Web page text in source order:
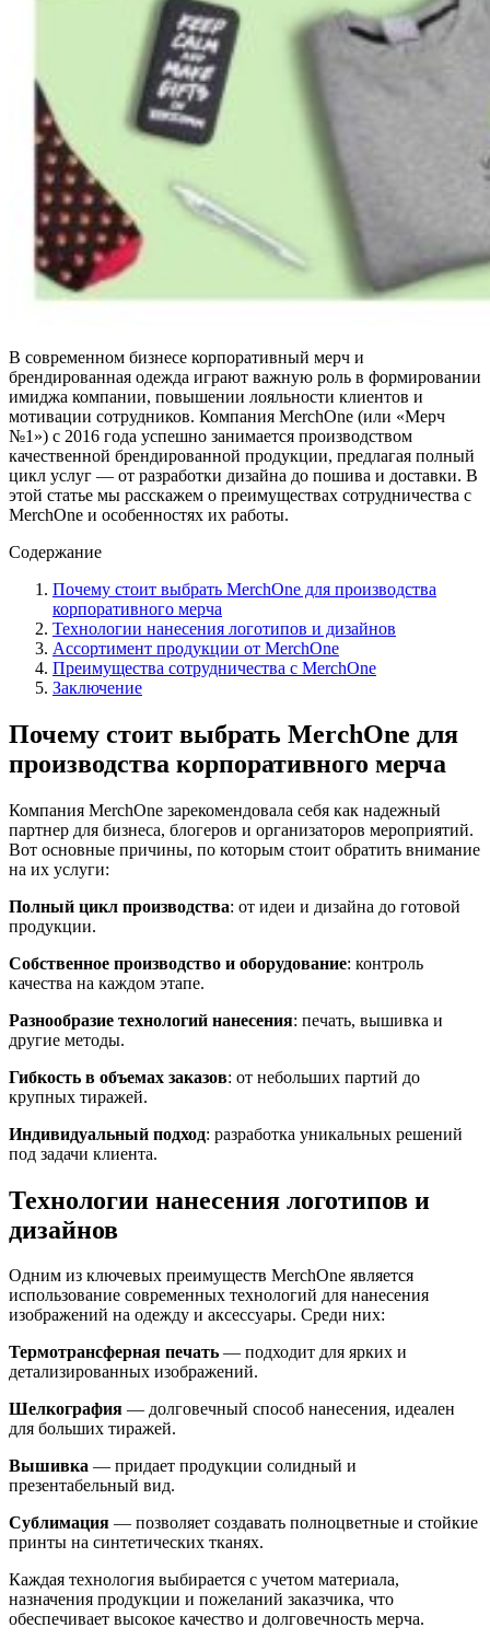
В современном бизнесе корпоративный мерч и
брендированная одежда играют важную роль в формировании
имиджа компании, повышении лояльности клиентов и
мотивации сотрудников. Компания MerchOne (или «Мерч
№1») с 2016 года успешно занимается производством
качественной брендированной продукции, предлагая полный
цикл услуг — от разработки дизайна до пошива и доставки. В
этой статье мы расскажем о преимуществах сотрудничества с
MerchOne и особенностях их работы.
Содержание
Почему стоит выбрать MerchOne для производства
корпоративного мерча
Технологии нанесения логотипов и дизайнов
Ассортимент продукции от MerchOne
Преимущества сотрудничества с MerchOne
Заключение
Почему стоит выбрать MerchOne для
производства корпоративного мерча
Компания MerchOne зарекомендовала себя как надежный
партнер для бизнеса, блогеров и организаторов мероприятий.
Вот основные причины, по которым стоит обратить внимание
на их услуги:
Полный цикл производства: от идеи и дизайна до готовой
продукции.
Собственное производство и оборудование: контроль
качества на каждом этапе.
Разнообразие технологий нанесения: печать, вышивка и
другие методы.
Гибкость в объемах заказов: от небольших партий до
крупных тиражей.
Индивидуальный подход: разработка уникальных решений
под задачи клиента.
Технологии нанесения логотипов и
дизайнов
Одним из ключевых преимуществ MerchOne является
использование современных технологий для нанесения
изображений на одежду и аксессуары. Среди них:
Термотрансферная печать — подходит для ярких и
детализированных изображений.
Шелкография — долговечный способ нанесения, идеален
для больших тиражей.
Вышивка — придает продукции солидный и
презентабельный вид.
Сублимация — позволяет создавать полноцветные и стойкие
принты на синтетических тканях.
Каждая технология выбирается с учетом материала,
назначения продукции и пожеланий заказчика, что
обеспечивает высокое качество и долговечность мерча.